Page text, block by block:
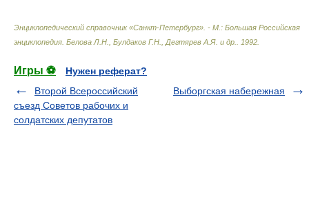
Энциклопедический справочник «Санкт-Петербург». - М.: Большая Российская
энциклопедия Белова Л.Н., Булдаков Г.Н., Дегтярев А.Я. и др. 1992
Игры ⚽
Нужен реферат?
Второй Всероссийский
съезд Советов рабочих и
солдатских депутатов
Выборгская набережная